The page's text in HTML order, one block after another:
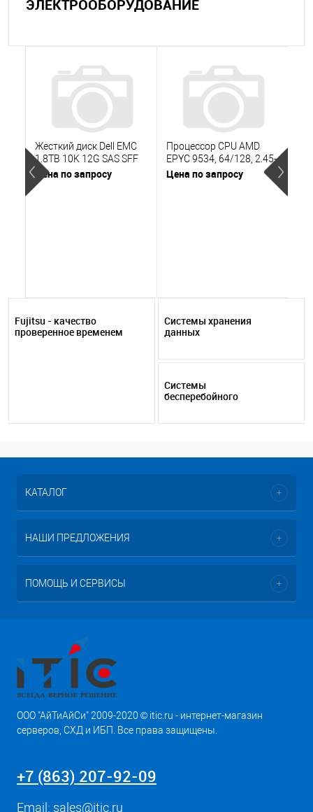
ЭЛЕКТРООБОРУДОВАНИЕ
Жесткий диск Dell EMC
1.8TB 10K 12G SAS SFF
2.5" HDD for Unity XT
(005053155)
Цена по запросу
Процессор CPU AMD
EPYC 9534, 64/128, 2.45-
3.55-3.7, 256MB, 280W, 1
Цена по запросу
Fujitsu - качество
проверенное временем
Системы хранения
данных
Системы
бесперебойного
КАТАЛОГ
НАШИ ПРЕДЛОЖЕНИЯ
ПОМОЩЬ И СЕРВИСЫ
ООО "АйТиАйСи" 2009-2020 © itic.ru - интернет-магазин
серверов, СХД и ИБП. Все права защищены.
+7 (863) 207-92-09
Email: sales@itic.ru